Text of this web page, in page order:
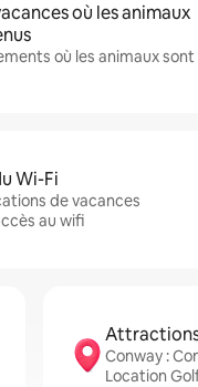
où les animaux
où les animaux sont
Wi-Fi
de vacances
au wifi
Conway :
Location